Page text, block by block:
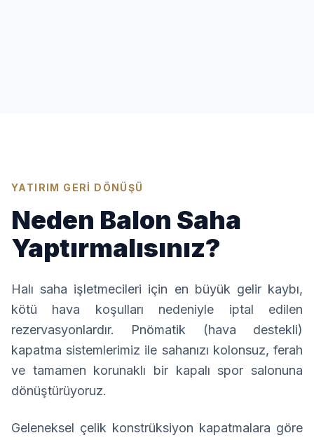
YATIRIM GERİ DÖNÜŞÜ
Neden Balon Saha
Yaptırmalısınız?
Halı saha işletmecileri için en büyük gelir kaybı,
kötü hava koşulları nedeniyle iptal edilen
rezervasyonlardır. Pnömatik (hava destekli)
kapatma sistemlerimiz ile sahanızı kolonsuz, ferah
ve tamamen korunaklı bir kapalı spor salonuna
dönüştürüyoruz.
Geleneksel çelik konstrüksiyon kapatmalara göre